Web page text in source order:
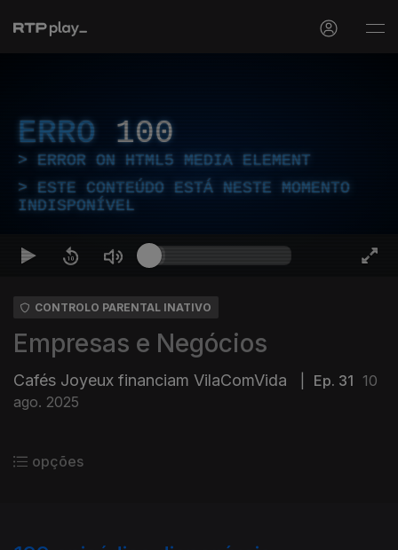
ERRO 100
ERROR ON HTML5 MEDIA ELEMENT
ESTE CONTEÚDO ESTÁ NESTE MOMENTO
INDISPONÍVEL
CONTROLO PARENTAL INATIVO
Empresas e Negócios
Cafés Joyeux financiam VilaComVida Ep. 31 10
ago. 2025
opções